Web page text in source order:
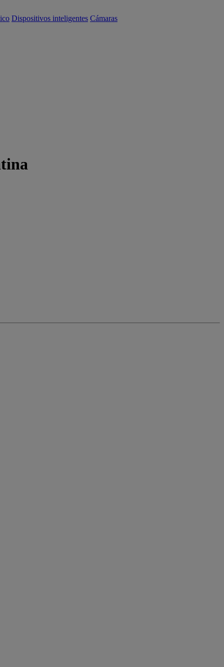
Dispositivos inteligentes Cámaras